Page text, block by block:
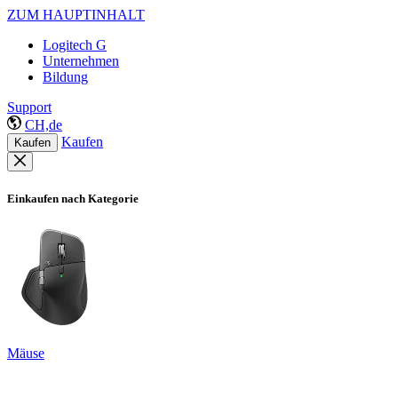
ZUM HAUPTINHALT
Logitech G
Unternehmen
Bildung
Support
CH,de
Kaufen Kaufen
Einkaufen nach Kategorie
Mäuse